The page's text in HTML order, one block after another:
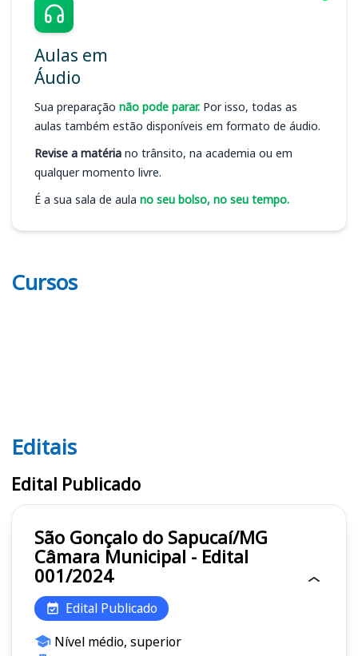
Aulas em
Áudio
Sua preparação não pode parar. Por isso, todas as
aulas também estão disponíveis em formato de áudio.
Revise a matéria no trânsito, na academia ou em
qualquer momento livre.
É a sua sala de aula no seu bolso, no seu tempo.
Cursos
Editais MG
Editais
Edital Publicado
São Gonçalo do Sapucaí/MG
Câmara Municipal - Edital
001/2024
Edital Publicado
Nível médio, superior